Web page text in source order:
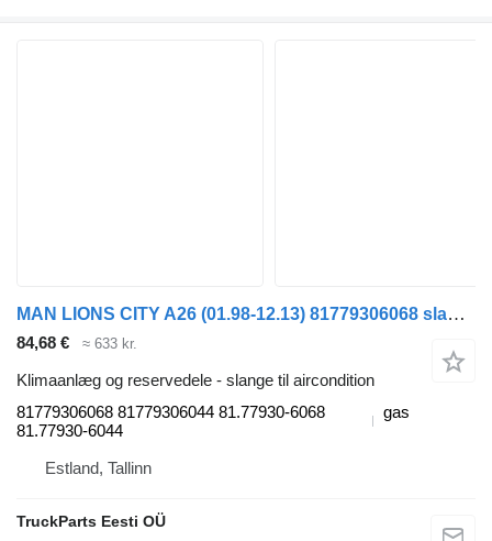
MAN LIONS CITY A26 (01.98-12.13) 81779306068 slange til aircondition til MAN Lion's bus (1991-)
84,68 € ≈ 633 kr.
Klimaanlæg og reservedele - slange til aircondition
81779306068 81779306044 81.77930-6068
81.77930-6044
gas
Estland, Tallinn
TruckParts Eesti OÜ